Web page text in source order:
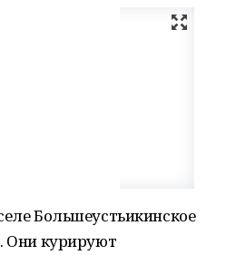
Большеустьикинское
Они курируют